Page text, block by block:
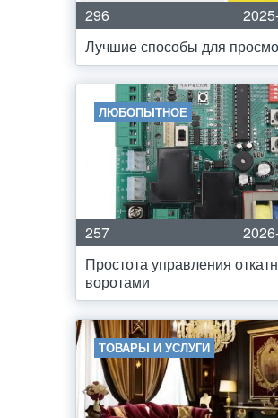
296
Лучшие способы для
ЛЮБОПЫТНОЕ
257
Простота управления
воротами
ТОВАРЫ И УСЛУГИ